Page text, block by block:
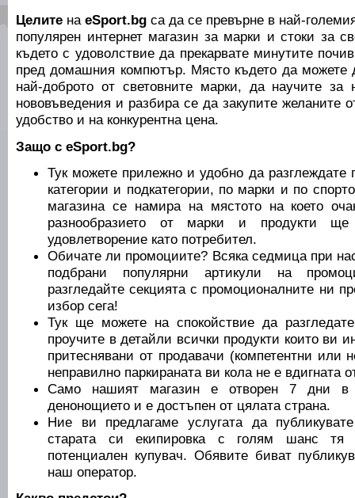
Целите на eSport.bg са да се превърне в най-
популярен интернет магазин за марки и стоки за
където с удоволствие да прекарвате минутите
пред домашния компютър. Място където да можете
най-доброто от световните марки, да научите за
нововъведения и разбира се да закупите желаните
удобство и на конкурентна цена.
Защо с eSport.bg?
Тук можете прилежно и удобно да разглеждате
категории и подкатегории, по марки и по
магазина се намира на мястото на което
разнообразието от марки и продукти
удовлетворение като потребител.
Обичате ли промоциите? Всяка седмица при
подбрани популярни артикули на
разгледайте секцията с промоционалните ни
избор сега!
Тук ще можете на спокойствие да
проучите в детайли всички продукти които ви
притеснявани от продавачи (компетентни
неправилно паркираната ви кола не е вдигната
Само нашият магазин е отворен 7 дни
денонощието и е достъпен от цялата страна.
Ние ви предлагаме услугата да
старата си екипировка с голям шанс тя
потенциален купувач. Обявите биват
наш оператор.